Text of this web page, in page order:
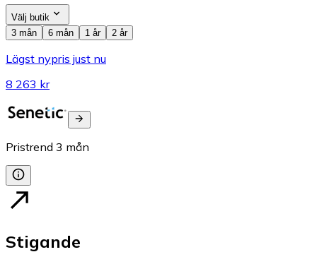
Välj butik
3 mån
6 mån 1 år 2 år
Lägst nypris just nu
8 263 kr
Pristrend 3 mån
Stigande